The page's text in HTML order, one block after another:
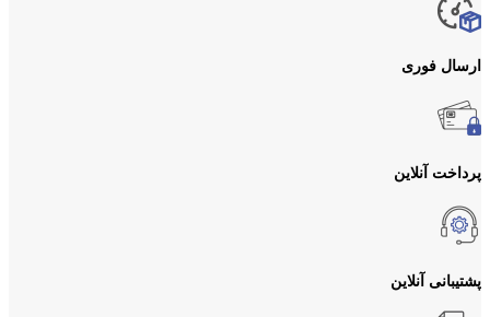
ارسال فوری
پرداخت آنلاین
پشتیبانی آنلاین